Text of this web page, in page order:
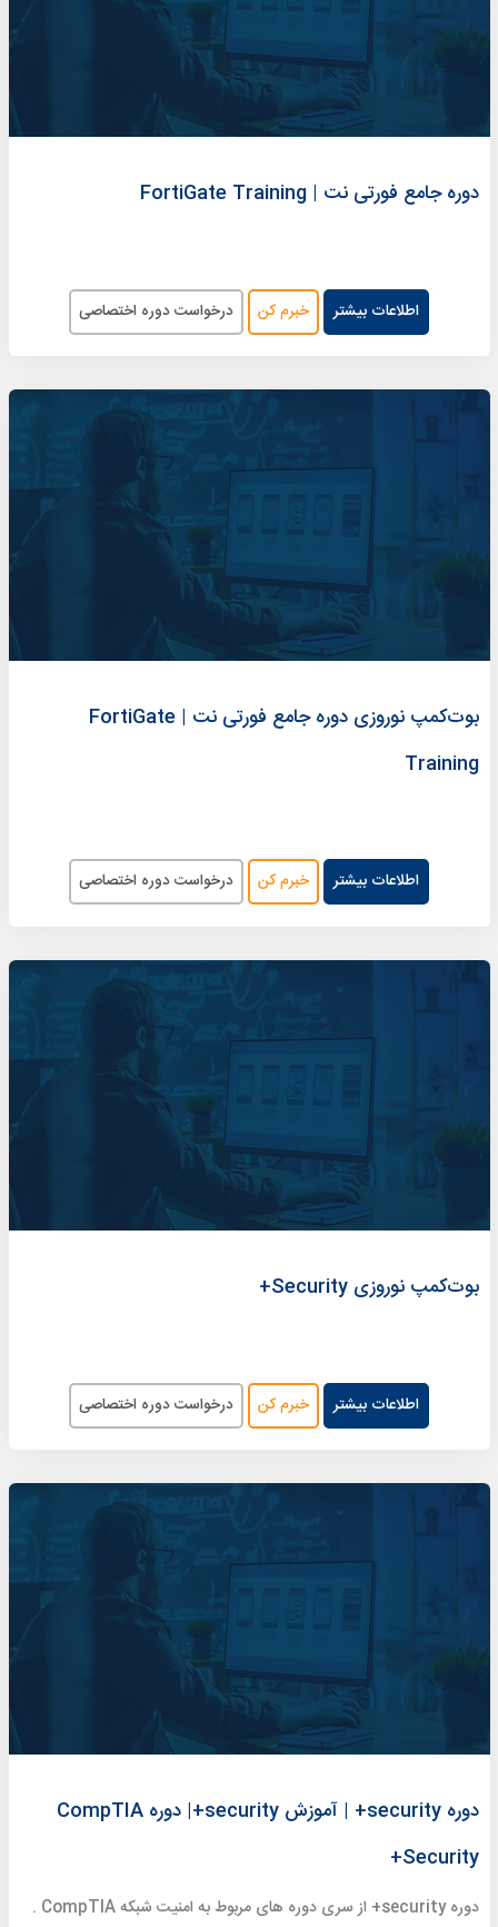
دوره جامع فورتی نت | FortiGate Training
اطلاعات بیشتر خبرم کن درخواست دوره اختصاصی
بوت‌کمپ‌ نوروزی دوره جامع فورتی نت | FortiGate
Training
اطلاعات بیشتر خبرم کن درخواست دوره اختصاصی
بوت‌کمپ‌ نوروزی Security+
اطلاعات بیشتر خبرم کن درخواست دوره اختصاصی
دوره security+ | آموزش security+| دوره CompTIA
Security+
دوره security+ از سری دوره های مربوط به امنیت شبکه CompTIA .